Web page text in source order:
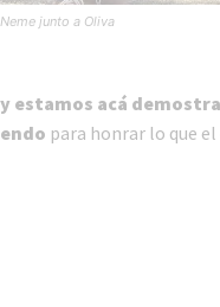
Neme junto a Oliva
acá
para honrar lo que